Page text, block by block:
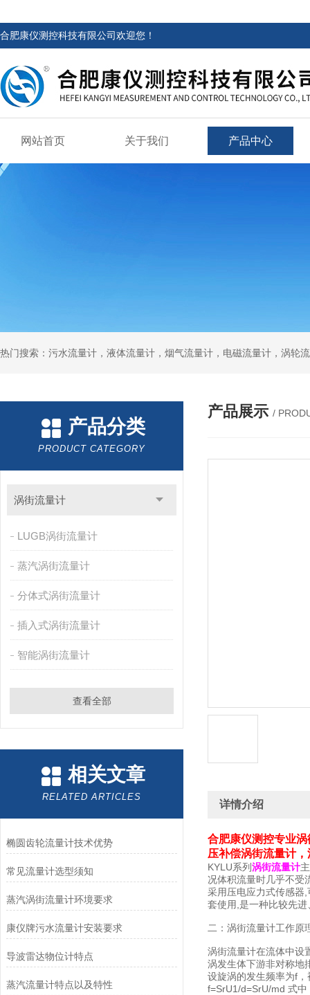
合肥康仪测控科技有限公司欢迎您！
网站首页 关于我们 产品中心
产品分类
PRODUCT CATEGORY
涡街流量计
LUGB涡街流量计
蒸汽涡街流量计
分体式涡街流量计
插入式涡街流量计
智能涡街流量计
查看全部
相关文章
RELATED ARTICLES
椭圆齿轮流量计技术优势
常见流量计选型须知
蒸汽涡街流量计环境要求
康仪牌污水流量计安装要求
导波雷达物位计特点
蒸汽流量计特点以及特性
产品展示 /
详情介绍
合肥康仪测控专业
压补偿涡街流量计
KYLU系列涡街流量计
况体积流量时几乎不受
采用压电应力式传感器
套使用,是一种比较先
二：涡街流量计工作原
涡街流量计在流体中设
涡发生体下游非对称地
设旋涡的发生频率为f
f=SrU1/d=SrU/md 式